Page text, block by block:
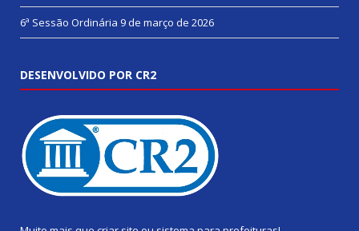
6ª Sessão Ordinária 9 de março de 2026
DESENVOLVIDO POR CR2